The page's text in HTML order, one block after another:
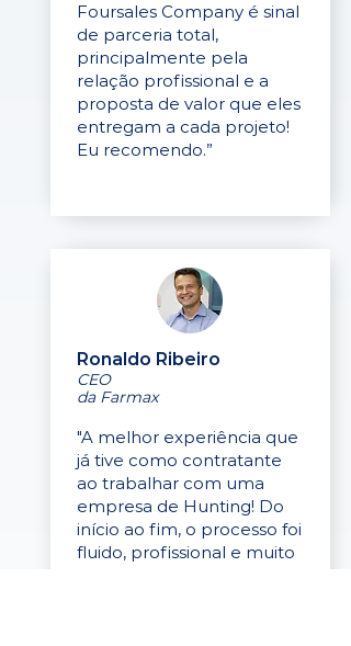
Foursales Company é sinal
de parceria total,
principalmente pela
relação profissional e a
proposta de valor que eles
entregam a cada projeto!
Eu recomendo.”
Ronaldo Ribeiro
CEO
da Farmax
"A melhor experiência que
já tive como contratante
ao trabalhar com uma
empresa de Hunting! Do
início ao fim, o processo foi
fluido, profissional e muito